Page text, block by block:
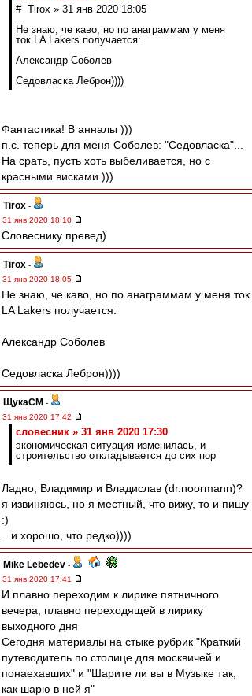
# Tirox » 31 янв 2020 18:05
Не знаю, че каво, но по анаграммам у меня
ток LA Lakers получается:
Александр Соболев
Седовласка Леброн))))
Фантастика! В анналы )))
п.с. теперь для меня Соболев: "Седовласка"...
На срать, пусть хоть выбеливается, но с
красными висками )))
Tirox -
31 янв 2020 18:10
Словеснику превед)
Tirox -
31 янв 2020 18:05
Не знаю, че каво, но по анаграммам у меня ток
LA Lakers получается:
Александр Соболев
Седовласка Леброн))))
ЩукаСМ -
31 янв 2020 17:42
словесник » 31 янв 2020 17:30
экономическая ситуация изменилась, и
строительство откладывается до сих пор
Ладно, Владимир и Владислав (dr.noormann)?
я извиняюсь, но я местный, что вижу, то и пишу
:)
...и хорошо, что редко))))
Mike Lebedev -
31 янв 2020 17:41
И плавно переходим к лирике пятничного
вечера, плавно переходящей в лирику
выходного дня
Сегодня материалы на стыке рубрик "Краткий
путеводитель по столице для москвичей и
понаехавших" и "Шарите ли вы в Музыке так,
как шарю в ней я"